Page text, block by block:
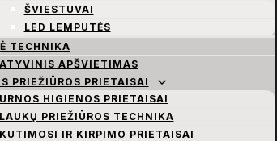
ŠVIESTUVAI
LED LEMPUTĖS
TECHNIKA
APŠVIETIMAS
PRIEŽIŪROS PRIETAISAI
HIGIENOS PRIETAISAI
PRIEŽIŪROS TECHNIKA
IR KIRPIMO PRIETAISAI